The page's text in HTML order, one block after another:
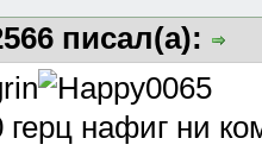
писал(а):
герц нафиг ни